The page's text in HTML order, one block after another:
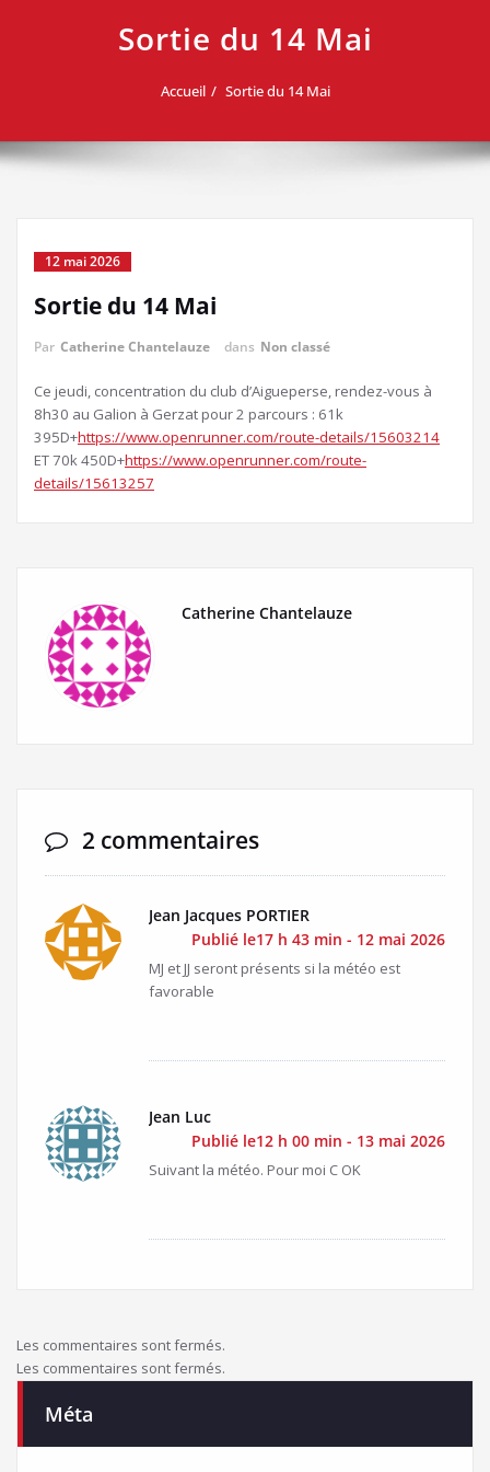
Sortie du 14 Mai
Accueil Sortie du 14 Mai
12 mai 2026
Sortie du 14 Mai
Par Catherine Chantelauze dans Non classé
Ce jeudi, concentration du club d’Aigueperse, rendez-vous à
8h30 au Galion à Gerzat pour 2 parcours : 61k
395D+https://www.openrunner.com/route-details/15603214
ET 70k 450D+https://www.openrunner.com/route-
details/15613257
Catherine Chantelauze
2 commentaires
Jean Jacques PORTIER
Publié le17 h 43 min - 12 mai 2026
MJ et JJ seront présents si la météo est
favorable
Jean Luc
Publié le12 h 00 min - 13 mai 2026
Suivant la météo. Pour moi C OK
Les commentaires sont fermés.
Les commentaires sont fermés.
Méta